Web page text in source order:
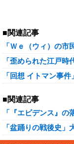
■関連記事
「Ｗｅ（ウィ）の
「歪められた江戸時
「回想 イトマン事
■関連記事
「『エビデンス』
「盆踊りの戦後史」